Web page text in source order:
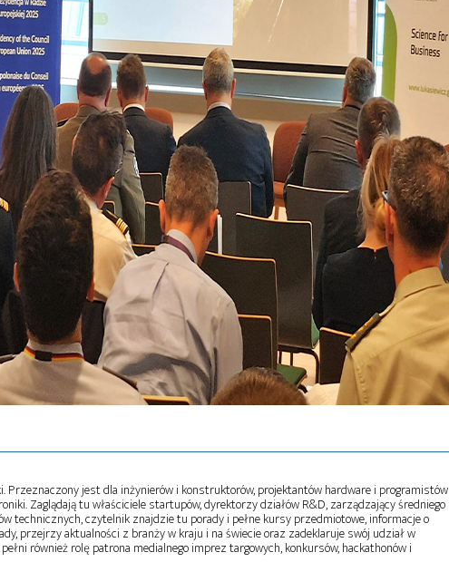
Przeznaczony jest dla inżynierów i konstruktorów, projektantów hardware i programistów
Zaglądają tu właściciele startupów, dyrektorzy działów R&D, zarządzający średniego
technicznych, czytelnik znajdzie tu porady i pełne kursy przedmiotowe, informacje o
przejrzy aktualności z branży w kraju i na świecie oraz zadeklaruje swój udział w
również rolę patrona medialnego imprez targowych, konkursów, hackathonów i